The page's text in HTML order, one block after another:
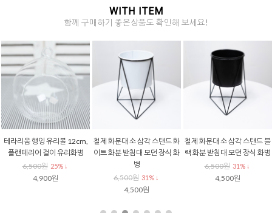
WITH ITEM
함께 구매하기 좋은상품도 확인해 보세요!
테라리움 행잉 유리볼 12cm,
플랜테리어 걸이 유리화병
6,500원 25% ↓
4,900원
철제 화분대 소 삼각 스탠드 화
이트 화분 받침대 모던 장식 화
병
6,500원 31% ↓
4,500원
철제 화분대 소 삼각 스탠드 블
랙 화분 받침대 모던 장식 화병
6,500원 31% ↓
4,500원